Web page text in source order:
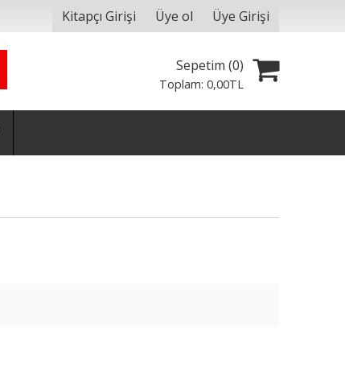
Kitapçı Girişi Üye ol Üye Girişi
Sepetim (0)
Toplam:0,00TL